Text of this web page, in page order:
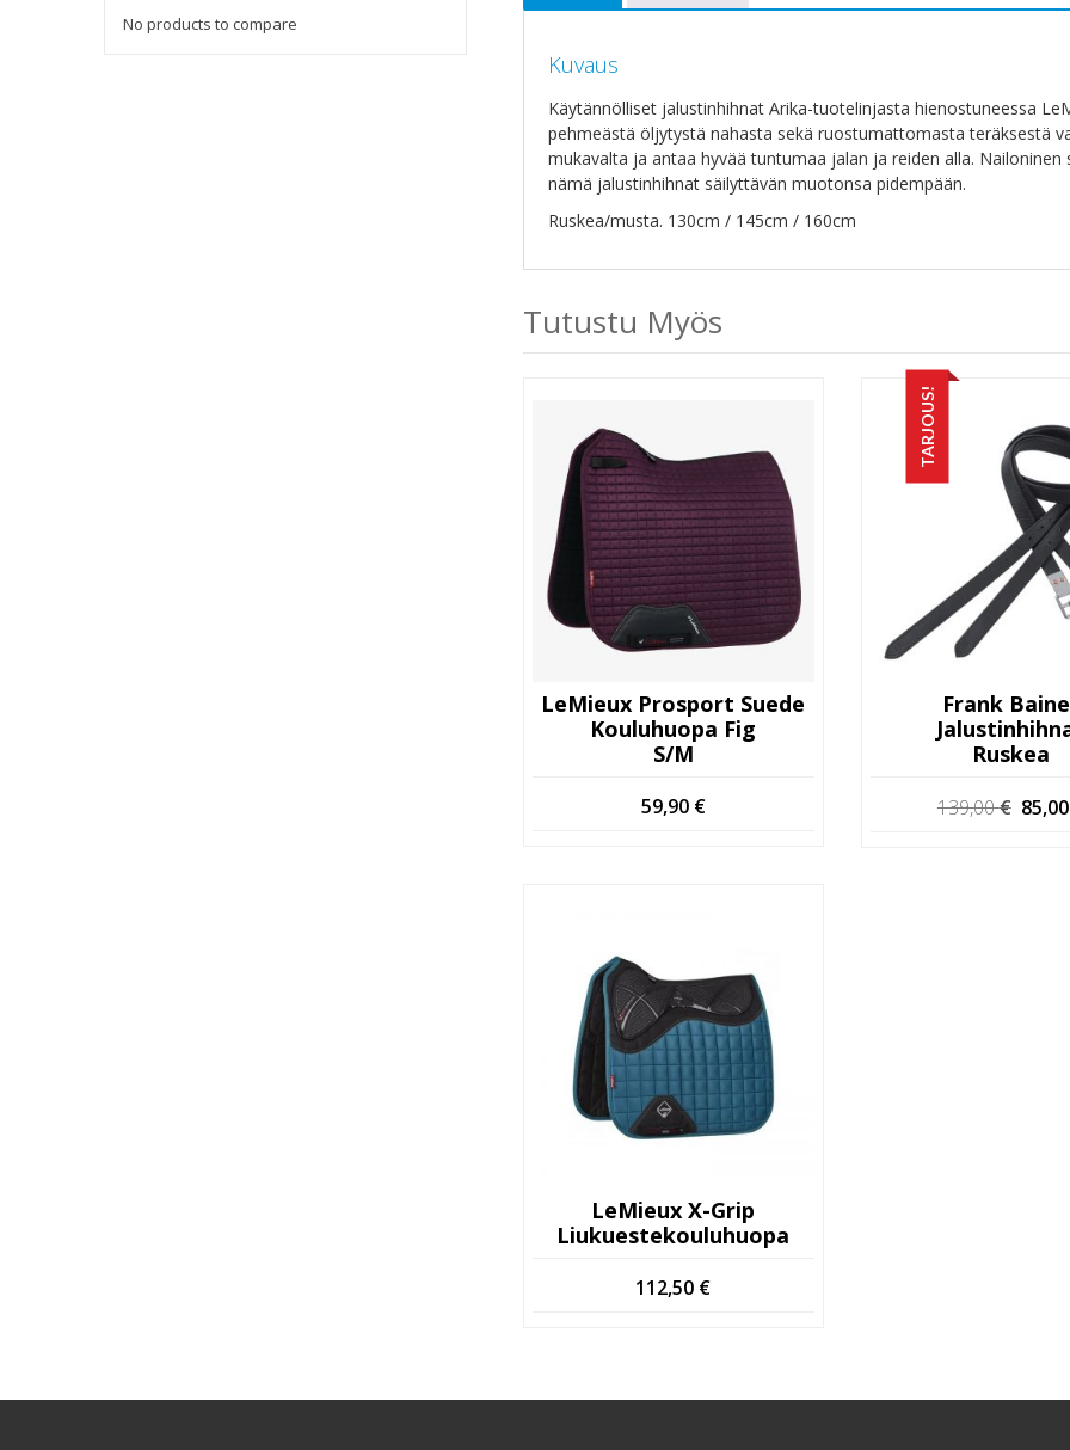
Kuvaus
Käytännölliset jalustinhihnat Arika-tuotelinjasta hienostuneessa
pehmeästä öljytystä nahasta sekä ruostumattomasta teräksestä
mukavalta ja antaa hyvää tuntumaa jalan ja reiden alla.
nämä jalustinhihnat säilyttävän muotonsa pidempään.
Ruskea/musta. 130cm / 145cm / 160cm
Tutustu Myös
LeMieux Prosport Suede
Kouluhuopa Fig
S/M
59,90 €
TARJOUS!
Frank
Ruskea
139,00€ 85,00
LeMieux X-Grip
Liukuestekouluhuopa
112,50 €
No products to compare